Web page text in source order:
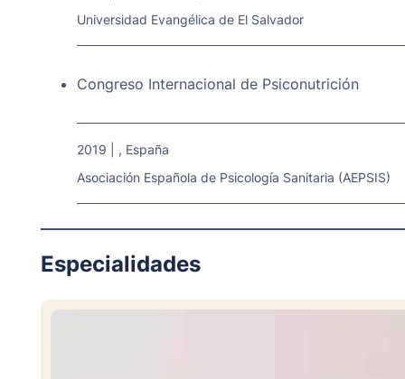
Universidad Evangélica de El Salvador
Congreso Internacional de Psiconutrición
2019 | , España
Asociación Española de Psicología Sanitaria (AEPSIS)
Especialidades